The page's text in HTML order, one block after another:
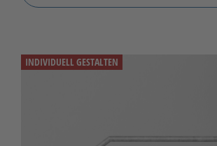
INDIVIDUELL GESTALTEN